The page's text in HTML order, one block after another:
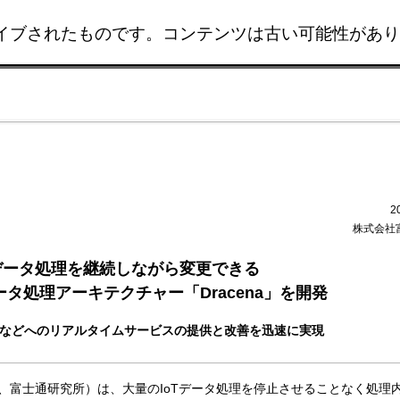
ブされたものです。コンテンツは古い可能性があ
株式会社
タ処理を継続しながら変更できる
タ処理アーキテクチャー「Dracena」を開発
どへのリアルタイムサービスの提供と改善を迅速に実現
富士通研究所）は、大量のIoTデータ処理を停止させることなく処理